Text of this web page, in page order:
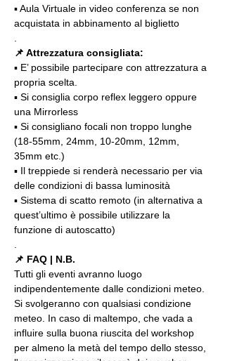
▪️ Aula Virtuale in video conferenza se non
acquistata in abbinamento al biglietto
📌 Attrezzatura consigliata:
▪️ E’ possibile partecipare con attrezzatura a
propria scelta.
▪️ Si consiglia corpo reflex leggero oppure
una Mirrorless
▪️ Si consigliano focali non troppo lunghe
(18-55mm, 24mm, 10-20mm, 12mm,
35mm etc.)
▪️ Il treppiede si renderà necessario per via
delle condizioni di bassa luminosità
▪️ Sistema di scatto remoto (in alternativa a
quest’ultimo è possibile utilizzare la
funzione di autoscatto)
📌 FAQ | N.B.
Tutti gli eventi avranno luogo
indipendentemente dalle condizioni meteo.
Si svolgeranno con qualsiasi condizione
meteo. In caso di maltempo, che vada a
influire sulla buona riuscita del workshop
per almeno la metà del tempo dello stesso,